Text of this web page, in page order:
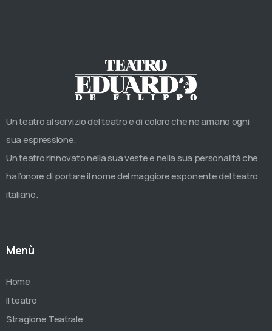
Un teatro al servizio del teatro e di coloro che ne amano ogni
sua espressione.
Un teatro rinnovato nella sua veste e nella sua personalità che
ha l’onore di portare il nome del maggiore esponente del teatro
italiano.
Menù
Home
Il teatro
Stragione Teatrale